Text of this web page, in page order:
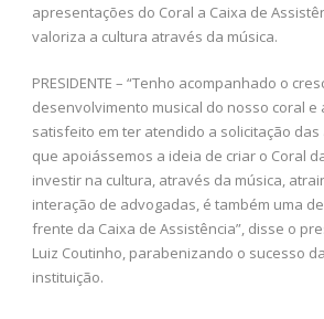
apresentações do Coral a Caixa de
valoriza a cultura através da música.
PRESIDENTE – “Tenho acompanhado o
desenvolvimento musical do nosso coral e
satisfeito em ter atendido a solicitação
que apoiássemos a ideia de criar o Coral
investir na cultura, através da música,
interação de advogadas, é também uma
frente da Caixa de Assistência”, disse o
Luiz Coutinho, parabenizando o sucesso
instituição.